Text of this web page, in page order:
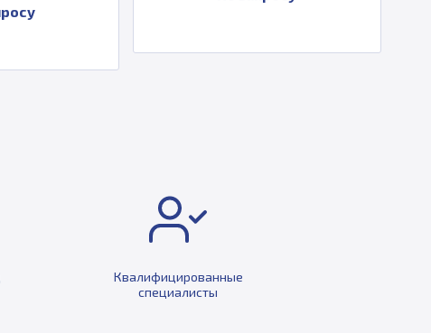
Квалифицированные
специалисты